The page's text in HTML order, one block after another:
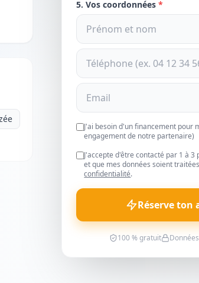
5. Vos coordonnées*
J'ai besoin d'un financement pour
engagement de notre partenaire)
J'accepte d'être contacté par 1 à
et que mes données soient
confidentialité.
Réserve ton
100 % gratuit